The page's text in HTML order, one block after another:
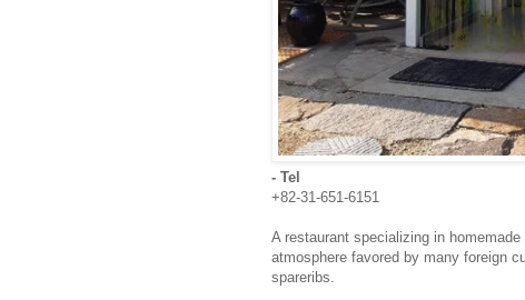
- Tel
+82-31-651-6151
A restaurant specializing in
atmosphere favored by many foreign
spareribs.